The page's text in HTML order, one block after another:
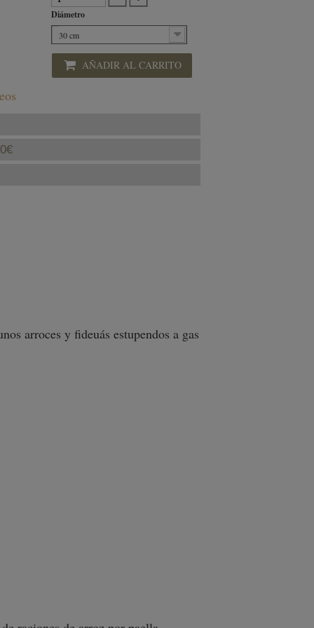
Diámetro
30 cm
AÑADIR AL CARRITO
arroces y fideuás estupendos a gas